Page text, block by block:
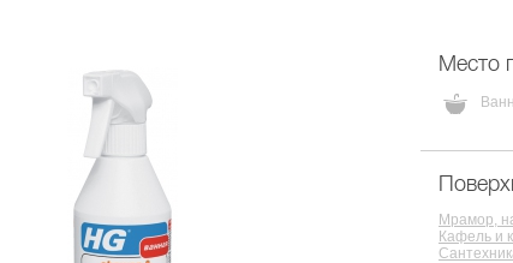
Место
Мрамор,
Кафель и